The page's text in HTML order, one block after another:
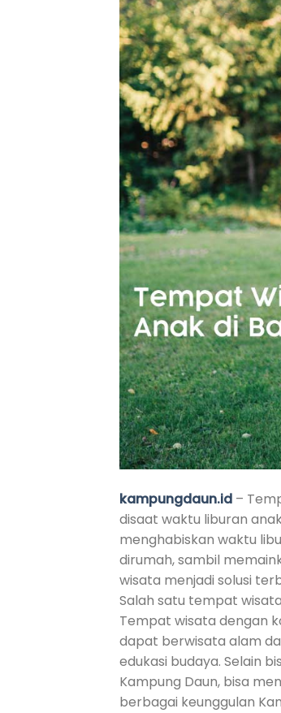
kampungdaun.id –
disaat waktu liburan
menghabiskan waktu
dirumah, sambil
wisata menjadi solusi
Salah satu tempat
Tempat wisata dengan
dapat berwisata alam
edukasi budaya. Selain
Kampung Daun, bisa
berbagai keunggulan